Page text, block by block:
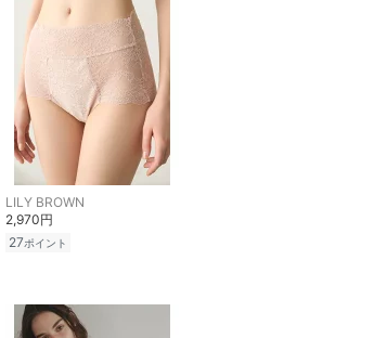
LILY BROWN
2,970円
27ポイント